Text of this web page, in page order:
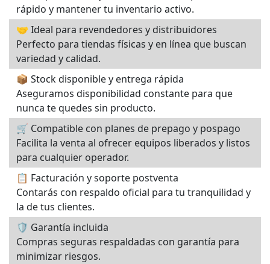
rápido y mantener tu inventario activo.
🤝 Ideal para revendedores y distribuidores
Perfecto para tiendas físicas y en línea que buscan
variedad y calidad.
📦 Stock disponible y entrega rápida
Aseguramos disponibilidad constante para que
nunca te quedes sin producto.
🛒 Compatible con planes de prepago y pospago
Facilita la venta al ofrecer equipos liberados y listos
para cualquier operador.
📋 Facturación y soporte postventa
Contarás con respaldo oficial para tu tranquilidad y
la de tus clientes.
🛡️ Garantía incluida
Compras seguras respaldadas con garantía para
minimizar riesgos.